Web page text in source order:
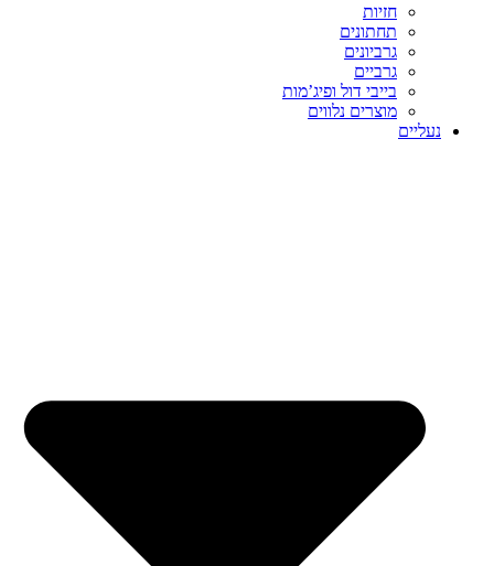
חזיות
תחתונים
גרביונים
גרביים
בייבי דול ופיג’מות
מוצרים נלווים
נעליים